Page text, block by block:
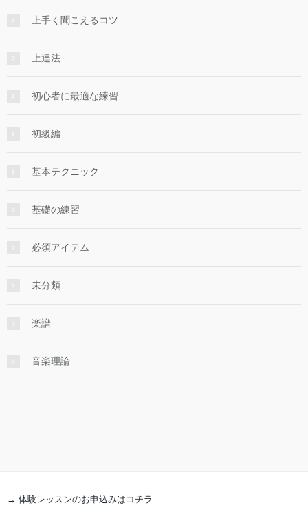
上手く聞こえるコツ
上達法
初心者に最適な練習
初級編
基本テクニック
基礎の練習
必須アイテム
未分類
楽譜
音楽理論
→ 体験レッスンのお申込みはコチラ